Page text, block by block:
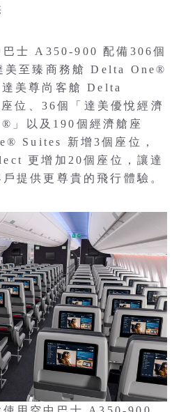
巴士 A350-900 配備306個
美至臻商務艙 Delta One®
美尊尚客艙 Delta
位、36個「達美優悅經濟
以及190個經濟艙座
Suites 新增3個座位，
更增加20個座位，讓達
提供更尊貴的飛行體驗。